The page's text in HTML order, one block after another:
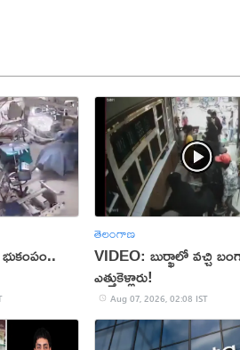
తెలంగాణ
VIDEO: బుర్ఖాలో వచ్చి
ఎత్తుకెళ్లారు!
Aug 07, 2026, 02:08 IST